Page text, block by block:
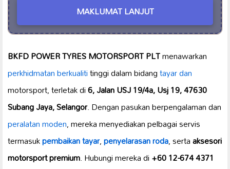
MAKLUMAT LANJUT
BKFD POWER TYRES MOTORSPORT PLTmenawarkan
perkhidmatan berkualititinggi dalam bidangtayar dan
motorsport, terletak di6, Jalan USJ 19/4a, Usj 19, 47630
Subang Jaya, Selangor. Dengan pasukan berpengalaman dan
peralatan moden, mereka menyediakan pelbagai servis
termasukpembaikan tayar,penyelarasan roda, sertaaksesori
motorsport premium. Hubungi mereka di+60 12-674 4371